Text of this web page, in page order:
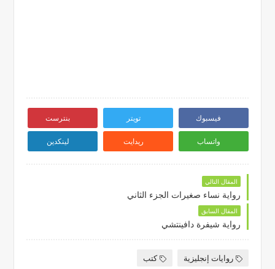
فيسبوك تويتر بنترست
واتساب ريدايت لينكدين
المقال التالي
رواية نساء صغيرات الجزء الثاني
المقال السابق
رواية شيفرة دافينتشي
روايات إنجليزية كتب